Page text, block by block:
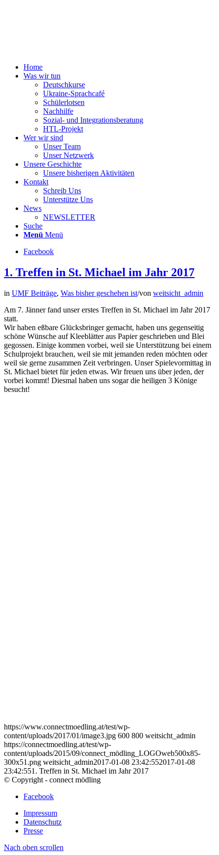
Home
Was wir tun
Deutschkurse
Ukraine-Sprachcafé
Schülerlotsen
Nachhilfe
Sozial- und Integrationsberatung
HTL-Projekt
Wer wir sind
Unser Team
Unser Netzwerk
Unsere Geschichte
Unsere bisherigen Aktivitäten
Kontakt
Schreib Uns
Unterstütze Uns
News
NEWSLETTER
Suche
Menü Menü
Facebook
1. Treffen in St. Michael im Jahr 2017
in UMF Beiträge, Was bisher geschehen ist/von weitsicht_admin
Am 7. Jänner fand unser erstes Treffen in St. Michael im Jahr 2017
statt.
Wir haben eßbare Glücksbringer gemacht, haben uns gegenseitig
schöne Wünsche auf Kleeblätter aus Papier geschrieben und Blei
gegossen. Einige kommen vorbei, weil sie Unterstützung bei einem
Schulprojekt brauchen, weil sie mit jemanden reden möchten oder
weil sie gerne zusammen Zeit verbringen. Unser Spielevormittag in
St. Michael bietet für jeden etwas. Wir freuen uns über jeden, der
vorbei kommt! Diesmal haben uns sogar die heiligen 3 Könige
besucht!
https://www.connectmoedling.at/test/wp-
content/uploads/2017/01/image3.jpg 600 800 weitsicht_admin
https://connectmoedling.at/test/wp-
content/uploads/2015/09/connect_mödling_LOGOweb500x85-
300x51.png weitsicht_admin2017-01-08 23:42:552017-01-08
23:42:551. Treffen in St. Michael im Jahr 2017
© Copyright - connect mödling
Facebook
Impressum
Datenschutz
Presse
Nach oben scrollen